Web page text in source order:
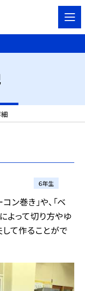
６年生
巻き」や、「ベ
よって切り方やゆ
して作ることがで